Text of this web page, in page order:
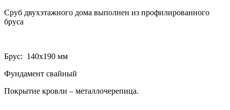
Сруб двухэтажного дома выполнен из профилированного
бруса
Брус: 140­х190 мм
Фундамент свайный
Покрытие кровли – металлочерепица.